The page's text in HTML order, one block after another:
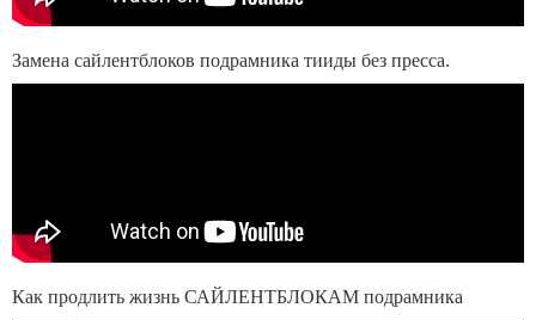
Замена сайлентблоков подрамника тииды без пресса.
Как продлить жизнь САЙЛЕНТБЛОКАМ подрамника